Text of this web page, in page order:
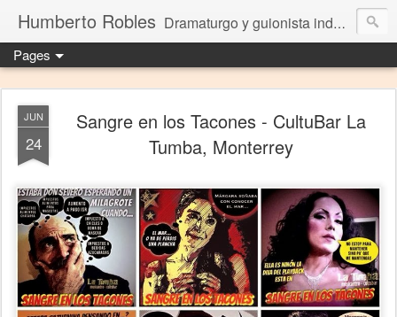
Humberto Robles Dramaturgo y guionista independiente
Pages
JUN
24
Sangre en los Tacones - CultuBar La
Tumba, Monterrey